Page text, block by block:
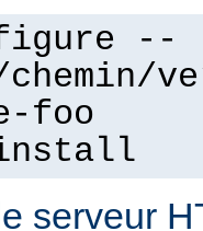
--
foo
install
serveur